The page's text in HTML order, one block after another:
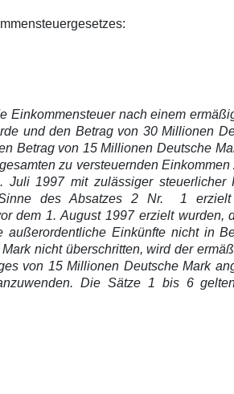
Einkommensteuer nach einem
und den Betrag von 30 Millionen
Betrag von 15 Millionen Deutsche
zu versteuernden
1997 mit zulässiger steuerlicher
Sinne des Absatzes 2 Nr. 1
dem 1. August 1997 erzielt wurden,
Einkünfte nicht in
nicht überschritten, wird der
von 15 Millionen Deutsche Mark
Die Sätze 1 bis 6